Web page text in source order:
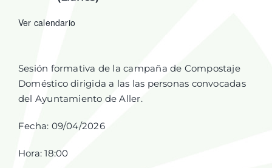
Ver calendario
Sesión formativa de la campaña de Compostaje
Doméstico dirigida a las las personas convocadas
del Ayuntamiento de Aller.
Fecha: 09/04/2026
Hora: 18:00